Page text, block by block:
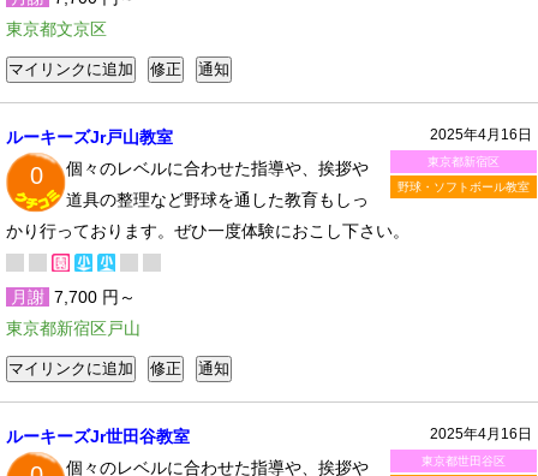
東京都文京区
2025年4月16日
東京都新宿区
野球・ソフトボール教室
ルーキーズJr戸山教室
0
個々のレベルに合わせた指導や、挨拶や
道具の整理など野球を通した教育もしっ
かり行っております。ぜひ一度体験におこし下さい。
月謝 7,700 円～
東京都新宿区戸山
2025年4月16日
東京都世田谷区
ルーキーズJr世田谷教室
個々のレベルに合わせた指導や、挨拶や